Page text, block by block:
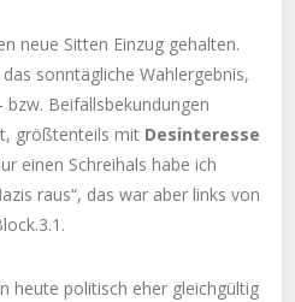
neue Sitten Einzug gehalten.
sonntägliche Wahlergebnis,
Beifallsbekundungen
größtenteils mit Desinteresse
einen Schreihals habe ich
raus“, das war aber links von
heute politisch eher gleichgültig